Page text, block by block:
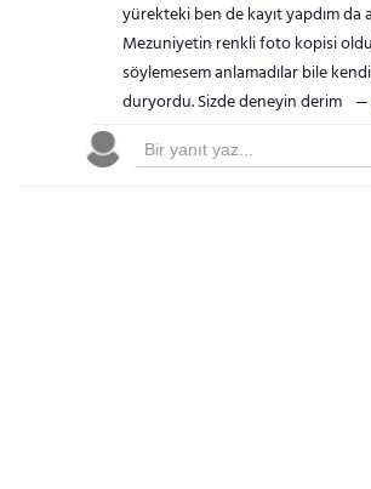
yürekteki ben de kayıt yapdım da
Mezuniyetin renkli foto kopisi
söylemesem anlamadılar bile
duryordu. Sizde deneyin derim